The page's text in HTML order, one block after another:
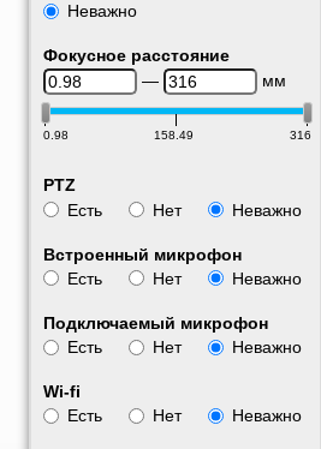
Неважно
Фокусное расстояние
—
мм
0.98 158.49 316
PTZ
Есть
Нет Неважно
Встроенный микрофон
Есть
Нет Неважно
Подключаемый микрофон
Есть
Нет Неважно
Wi-fi
Есть
Нет Неважно